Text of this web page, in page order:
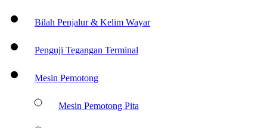
Bilah Penjalur & Kelim Wayar
Penguji Tegangan Terminal
Mesin Pemotong
Mesin Pemotong Pita